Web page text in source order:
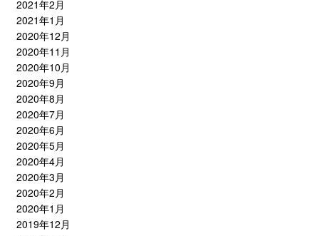
2021年2月
2021年1月
2020年12月
2020年11月
2020年10月
2020年9月
2020年8月
2020年7月
2020年6月
2020年5月
2020年4月
2020年3月
2020年2月
2020年1月
2019年12月